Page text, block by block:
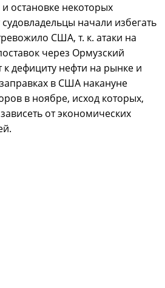
остановке некоторых
начали избегать
США, т. к. атаки на
через Ормузский
дефициту нефти на рынке и
в США накануне
в ноябре, исход которых,
от экономических